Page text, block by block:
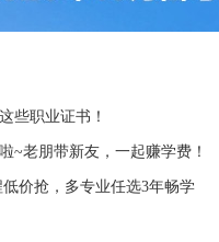
些职业证书！
~老朋带新友，一起赚学费！
价抢，多专业任选3年畅学